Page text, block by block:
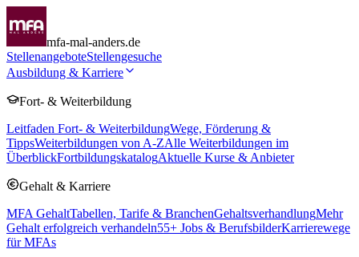
mfa-mal-anders.de
StellenangeboteStellengesuche
Ausbildung & Karriere
Fort- & Weiterbildung
Leitfaden Fort- & WeiterbildungWege, Förderung &
TippsWeiterbildungen von A-ZAlle Weiterbildungen im
ÜberblickFortbildungskatalogAktuelle Kurse & Anbieter
Gehalt & Karriere
MFA GehaltTabellen, Tarife & BranchenGehaltsverhandlungMehr
Gehalt erfolgreich verhandeln55+ Jobs & BerufsbilderKarrierewege
für MFAs